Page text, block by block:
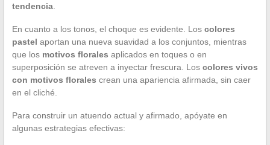
tendencia.
En cuanto a los tonos, el choque es evidente. Los colores
pastel aportan una nueva suavidad a los conjuntos, mientras
que los motivos florales aplicados en toques o en
superposición se atreven a inyectar frescura. Los colores vivos
con motivos florales crean una apariencia afirmada, sin caer
en el cliché.
Para construir un atuendo actual y afirmado, apóyate en
algunas estrategias efectivas: